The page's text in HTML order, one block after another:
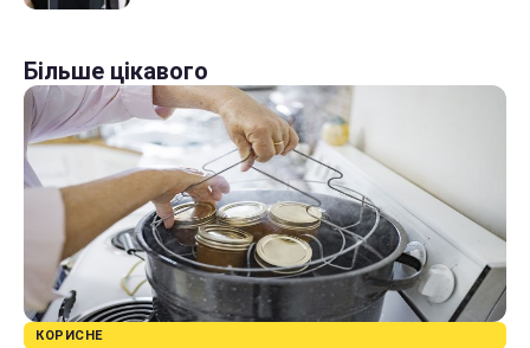
Більше цікавого
КОРИСНЕ